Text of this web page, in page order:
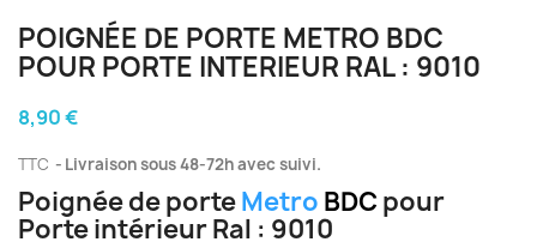
POIGNÉE DE PORTE METRO BDC
POUR PORTE INTERIEUR RAL : 9010
8,90 €
TTC Livraison sous 48-72h avec suivi.
Poignée de porteMetro BDC pour
Porte intérieur Ral : 9010